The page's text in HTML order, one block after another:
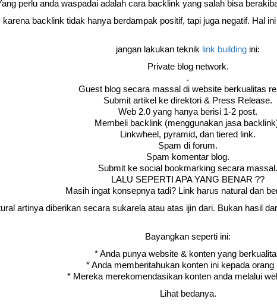
perlu anda waspadai adalah cara backlink yang salah bisa
karena backlink tidak hanya berdampak positif, tapi juga negatif. Hal
jangan lakukan teknik link building ini:
Private blog network.
.
Guest blog secara massal di website berkualitas
Submit artikel ke direktori & Press Release.
Web 2.0 yang hanya berisi 1-2 post.
Membeli backlink (menggunakan jasa
Linkwheel, pyramid, dan tiered link.
Spam di forum.
Spam komentar blog.
Submit ke social bookmarking secara massal.
LALU SEPERTI APA YANG BENAR ??
Masih ingat konsepnya tadi? Link harus natural dan
artinya diberikan secara sukarela atau atas ijin dari. Bukan hasil
Bayangkan seperti ini:
* Anda punya website & konten yang
* Anda memberitahukan konten ini kepada orang
* Mereka merekomendasikan konten anda melalui
Lihat bedanya.